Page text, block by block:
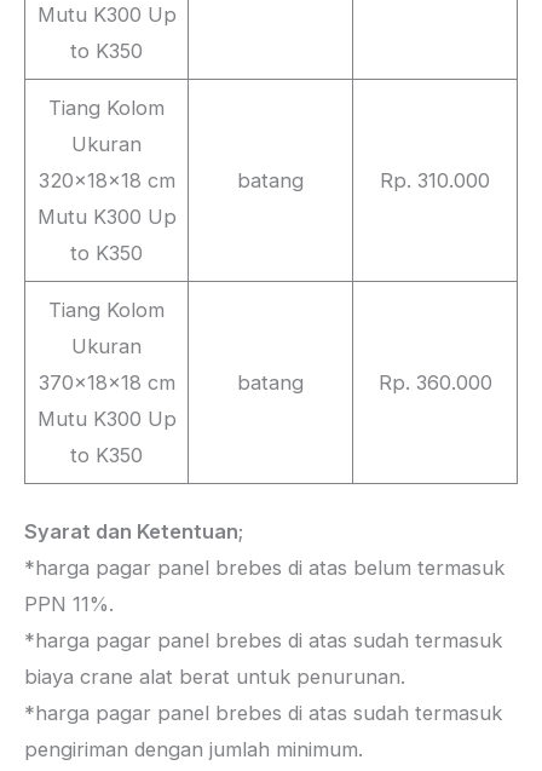
Mutu K300 Up
to K350
Tiang Kolom
Ukuran
320x18x18 cm
Mutu K300 Up
to K350
batang Rp. 310.000
Tiang Kolom
Ukuran
370x18x18 cm
Mutu K300 Up
to K350
batang Rp. 360.000
Syarat dan Ketentuan;
*harga pagar panel brebes di atas belum termasuk
PPN 11%.
*harga pagar panel brebes di atas sudah termasuk
biaya crane alat berat untuk penurunan.
*harga pagar panel brebes di atas sudah termasuk
pengiriman dengan jumlah minimum.